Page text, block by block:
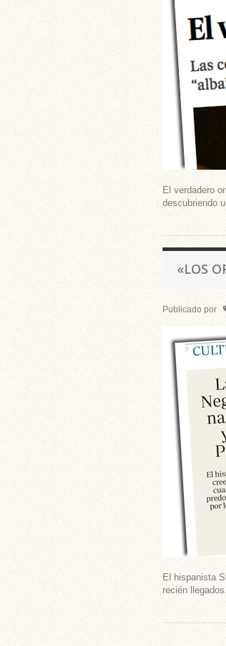
El verdadero
descubriendo
«LOS
Publicado por
El hispanista
recién llegados.